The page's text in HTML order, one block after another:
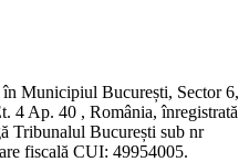
Municipiul București, Sector 6,
4 Ap. 40 , România, înregistrată
Tribunalul București sub nr
fiscală CUI: 49954005.